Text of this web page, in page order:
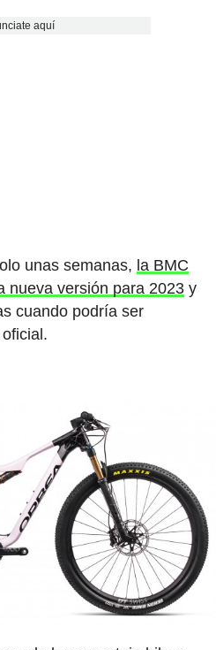
aquí
unas semanas, la BMC
nueva versión para 2023y
cuando podría ser